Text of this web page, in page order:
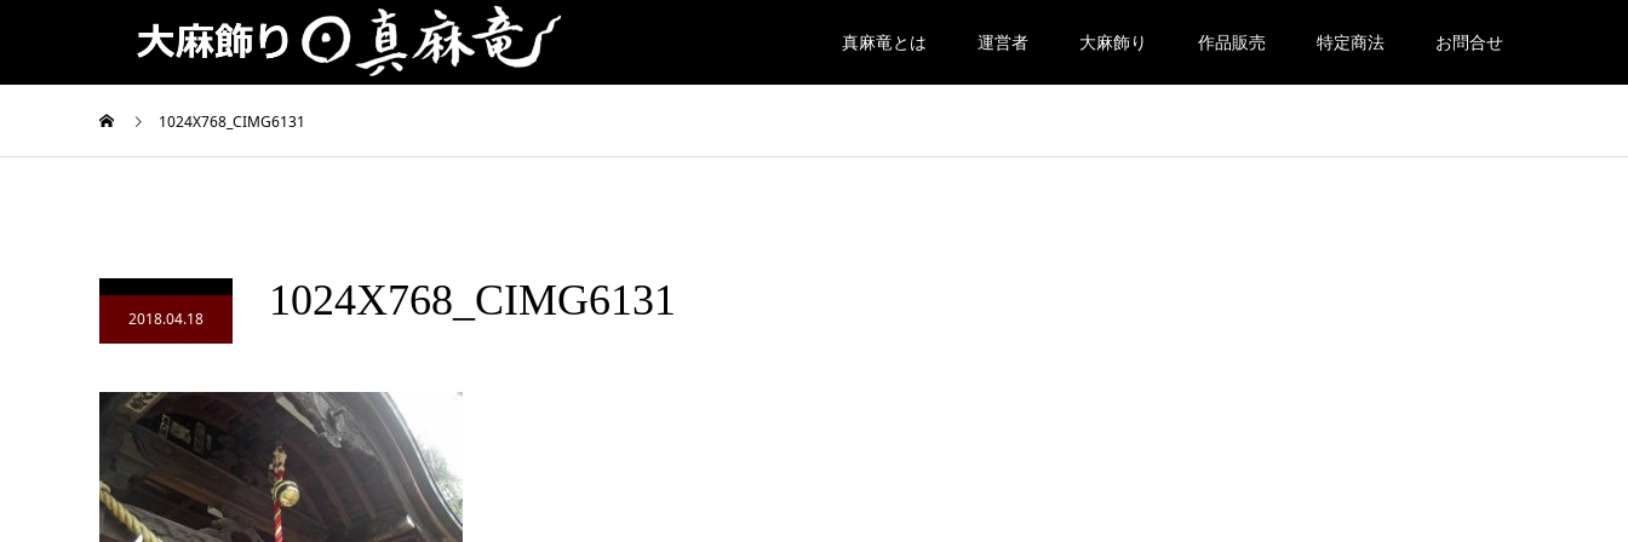
真麻竜とは 運営者 大麻飾り 作品販売 特定商法 お問合せ
1024X768_CIMG6131
2018.04.18 1024X768_CIMG6131